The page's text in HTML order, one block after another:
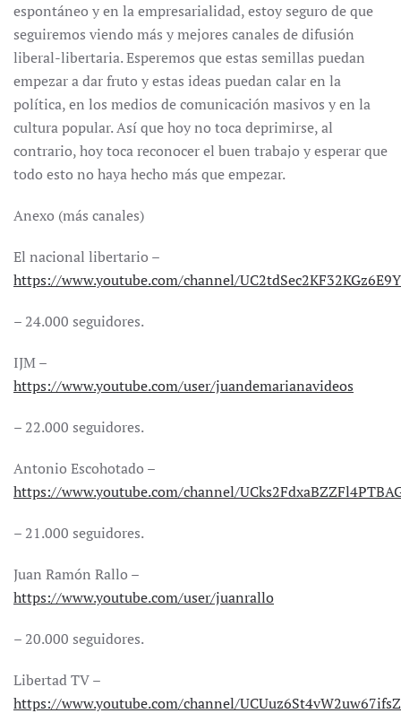
espontáneo y en la empresarialidad, estoy seguro de que
seguiremos viendo más y mejores canales de difusión
liberal-libertaria. Esperemos que estas semillas puedan
empezar a dar fruto y estas ideas puedan calar en la
política, en los medios de comunicación masivos y en la
cultura popular. Así que hoy no toca deprimirse, al
contrario, hoy toca reconocer el buen trabajo y esperar que
todo esto no haya hecho más que empezar.
Anexo (más canales)
El nacional libertario –
https://www.youtube.com/channel/
– 24.000 seguidores.
IJM –
https://www.youtube.com/user/juandemarianavideos
– 22.000 seguidores.
Antonio Escohotado –
https://www.youtube.com/channel/
– 21.000 seguidores.
Juan Ramón Rallo –
https://www.youtube.com/user/juanrallo
– 20.000 seguidores.
Libertad TV –
https://www.youtube.com/channel/